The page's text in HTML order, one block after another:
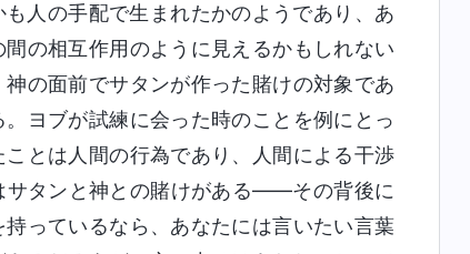
人の手配で生まれたかのようであり、あ
の相互作用のように見えるかもしれない
の面前でサタンが作った賭けの対象であ
ヨブが試練に会った時のことを例にとっ
とは人間の行為であり、人間による干渉
サタンと神との賭けがある――その背後に
っているなら、あなたには言いたい言葉